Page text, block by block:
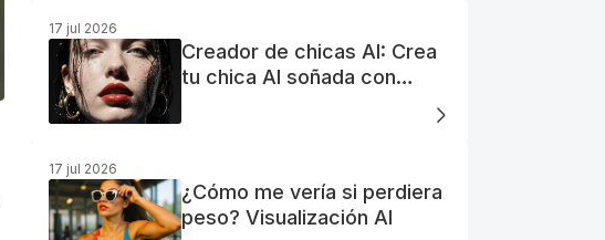
17 jul 2026
Creador de chicas AI: Crea
tu chica AI soñada con
17 jul 2026
¿Cómo me vería si perdiera
peso? Visualización AI